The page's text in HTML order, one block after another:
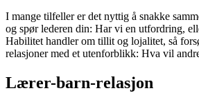
I mange tilfeller er det nyttig å snakke
og spør lederen din: Har vi en utfordring,
Habilitet handler om tillit og lojalitet, så
relasjoner med et utenforblikk: Hva vil
Lærer-barn-relasjon